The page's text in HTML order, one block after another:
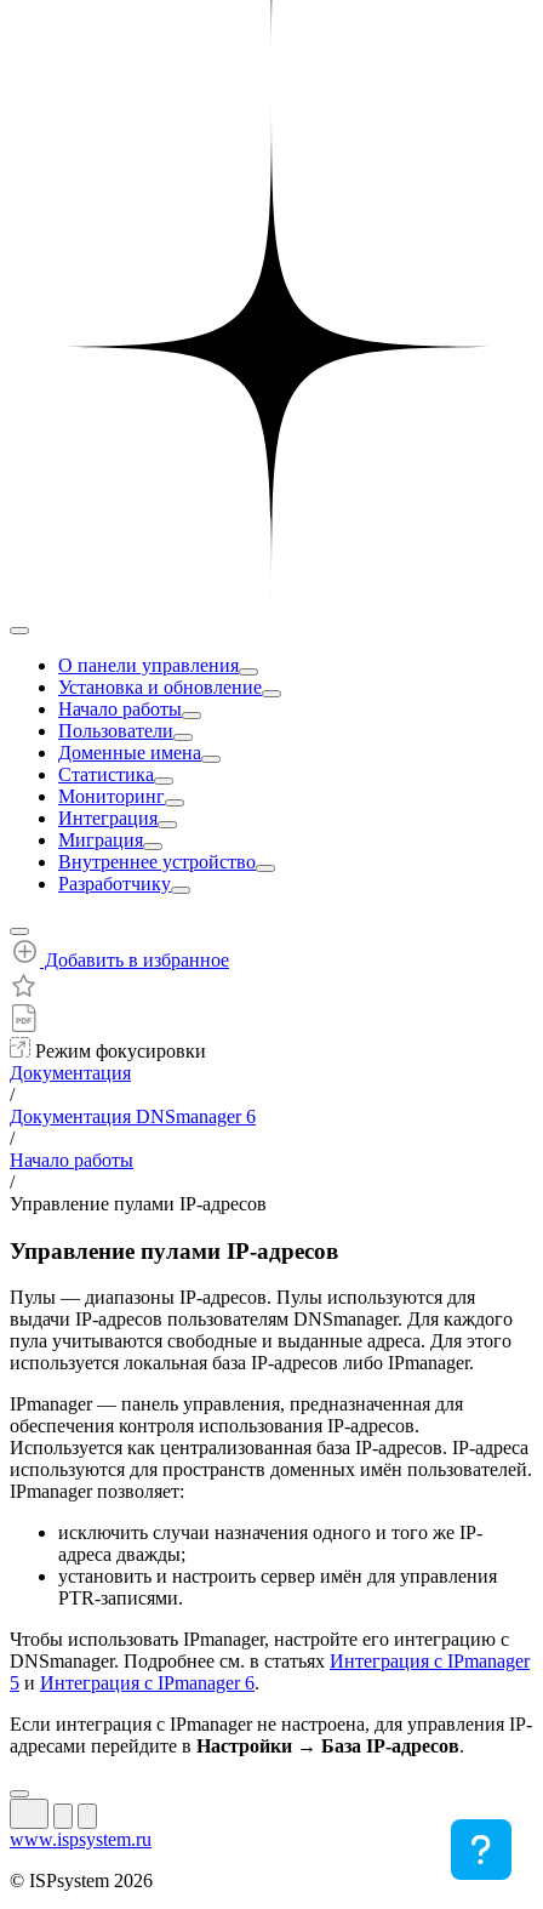
О панели управления
Установка и обновление
Начало работы
Пользователи
Доменные имена
Статистика
Мониторинг
Интеграция
Миграция
Внутреннее устройство
Разработчику
Добавить в избранное
Режим фокусировки
Документация
/
Документация DNSmanager 6
/
Начало работы
/
Управление пулами IP-адресов
Управление пулами IP-адресов
Пулы — диапазоны IP-адресов. Пулы используются для
выдачи IP-адресов пользователям DNSmanager. Для каждого
пула учитываются свободные и выданные адреса. Для этого
используется локальная база IP-адресов либо IPmanager.
IPmanager — панель управления, предназначенная для
обеспечения контроля использования IP-адресов.
Используется как централизованная база IP-адресов. IP-адреса
используются для пространств доменных имён пользователей.
IPmanager позволяет:
исключить случаи назначения одного и того же IP-
адреса дважды;
установить и настроить сервер имён для управления
PTR-записями.
Чтобы использовать IPmanager, настройте его интеграцию с
DNSmanager. Подробнее см. в статьях Интеграция с IPmanager
5 и Интеграция с IPmanager 6.
Если интеграция с IPmanager не настроена, для управления IP-
адресами перейдите в Настройки → База IP-адресов.
www.ispsystem.ru
© ISPsystem 2026